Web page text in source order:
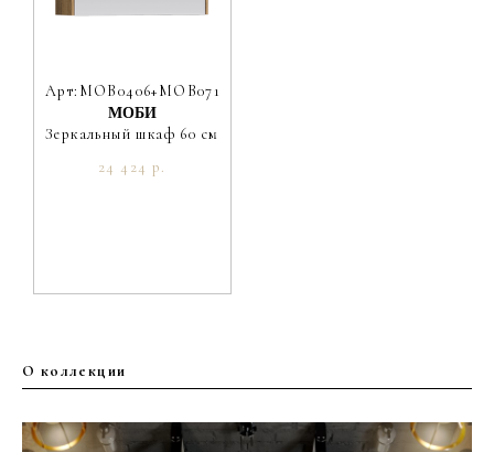
Арт:MOB0406+MOB0717DB
МОБИ
Зеркальный шкаф 60 см
24 424 р.
О коллекции